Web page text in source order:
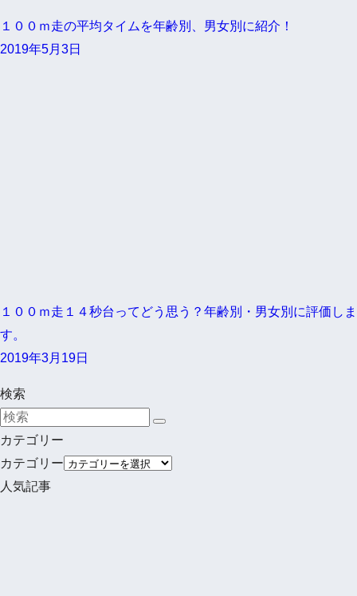
１００ｍ走の平均タイムを年齢別、男女別に紹介！
2019年5月3日
１００ｍ走１４秒台ってどう思う？年齢別・男女別に評価しま
す。
2019年3月19日
検索
カテゴリー
カテゴリー
人気記事